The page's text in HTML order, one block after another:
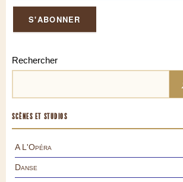
Rechercher
SCÈNES ET STUDIOS
A L'Opéra
Danse